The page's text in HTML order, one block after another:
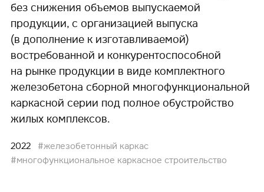
без снижения объемов выпускаемой
продукции, с организацией выпуска
(в дополнение к изготавливаемой)
востребованной и конкурентоспособной
на рынке продукции в виде комплектного
железобетона сборной многофункциональной
каркасной серии под полное обустройство
жилых комплексов.
2022
#железобетонный каркас
#многофункциональное каркасное строительство